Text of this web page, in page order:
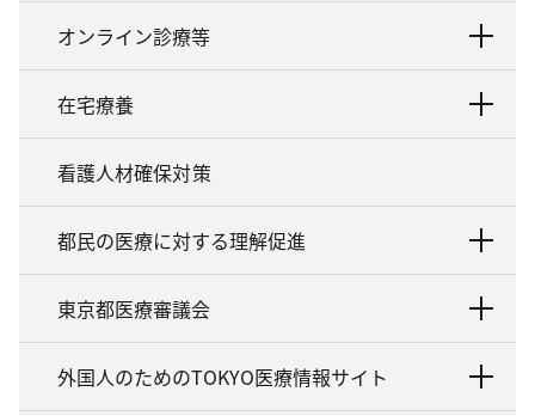
オンライン診療等
在宅療養
看護人材確保対策
都民の医療に対する理解促進
東京都医療審議会
外国人のためのTOKYO医療情報サイト